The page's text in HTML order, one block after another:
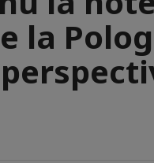
la